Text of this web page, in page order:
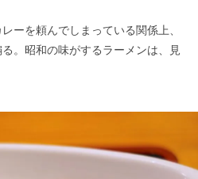
ーを頼んでしまっている関係上、
。昭和の味がするラーメンは、見